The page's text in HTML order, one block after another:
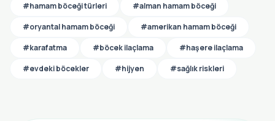
#hamam böceği türleri
#alman hamam böceği
#oryantal hamam böceği
#amerikan hamam böceği
#karafatma
#böcek ilaçlama
#haşere ilaçlama
#evdeki böcekler
#hijyen #sağlık riskleri